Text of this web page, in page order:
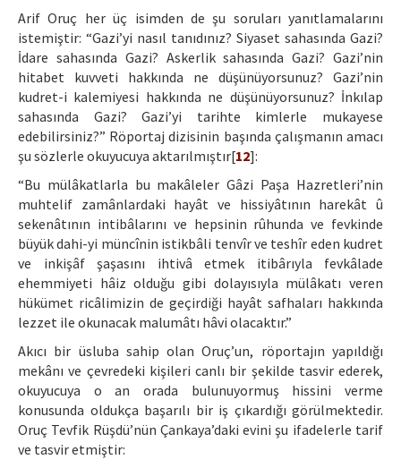
Arif Oruç her üç isimden de şu soruları yanıtlamalarını
istemiştir: “Gazi’yi nasıl tanıdınız? Siyaset sahasında Gazi?
İdare sahasında Gazi? Askerlik sahasında Gazi? Gazi’nin
hitabet kuvveti hakkında ne düşünüyorsunuz? Gazi’nin
kudret-i kalemiyesi hakkında ne düşünüyorsunuz? İnkılap
sahasında Gazi? Gazi’yi tarihte kimlerle mukayese
edebilirsiniz?” Röportaj dizisinin başında çalışmanın amacı
şu sözlerle okuyucuya aktarılmıştır[12]:
“Bu mülâkatlarla bu makâleler Gâzi Paşa Hazretleri’nin
muhtelif zamânlardaki hayât ve hissiyâtının harekât û
sekenâtının intibâlarını ve hepsinin rûhunda ve fevkinde
büyük dahi-yi müncînin istikbâli tenvîr ve teshîr eden kudret
ve inkişâf şaşasını ihtivâ etmek itibârıyla fevkâlade
ehemmiyeti hâiz olduğu gibi dolayısıyla mülâkatı veren
hükümet ricâlimizin de geçirdiği hayât safhaları hakkında
lezzet ile okunacak malumâtı hâvi olacaktır.”
Akıcı bir üsluba sahip olan Oruç’un, röportajın yapıldığı
mekânı ve çevredeki kişileri canlı bir şekilde tasvir ederek,
okuyucuya o an orada bulunuyormuş hissini verme
konusunda oldukça başarılı bir iş çıkardığı görülmektedir.
Oruç Tevfik Rüşdü’nün Çankaya’daki evini şu ifadelerle tarif
ve tasvir etmiştir: